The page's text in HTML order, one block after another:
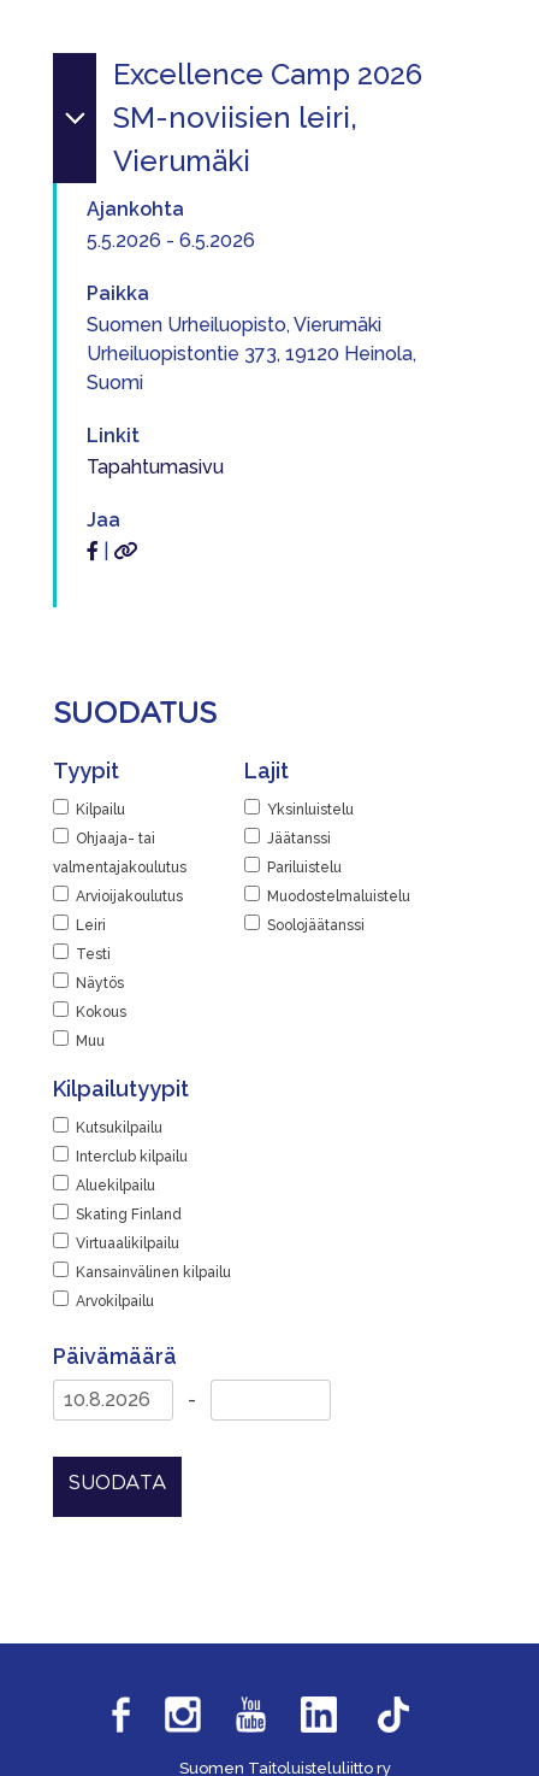
Excellence Camp 2026
SM-noviisien leiri,
Vierumäki
Ajankohta
5.5.2026 - 6.5.2026
Paikka
Suomen Urheiluopisto, Vierumäki
Urheiluopistontie 373, 19120 Heinola,
Suomi
Linkit
Tapahtumasivu
Jaa
SUODATUS
Tyypit
Kilpailu
Ohjaaja- tai
valmentajakoulutus
Arvioijakoulutus
Leiri
Testi
Näytös
Kokous
Muu
Lajit
Yksinluistelu
Jäätanssi
Pariluistelu
Muodostelmaluistelu
Soolojäätanssi
Kilpailutyypit
Kutsukilpailu
Interclub kilpailu
Aluekilpailu
Skating Finland
Virtuaalikilpailu
Kansainvälinen kilpailu
Arvokilpailu
Päivämäärä
-
SUODATA
Suomen Taitoluisteluliitto ry